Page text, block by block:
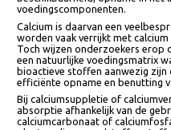
Naast de duurzaamheidsvraag
voedingsmiddelen
natuurlijke dierlijke producten.
hoeveelheid toegevoegde
beschikbaarheid, opname in
voedingscomponenten.
Calcium is daarvan een
worden vaak verrijkt met
Toch wijzen onderzoekers
een natuurlijke voedingsmatrix